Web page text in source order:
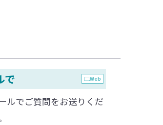
で Web
ルでご質問をお送りくだ